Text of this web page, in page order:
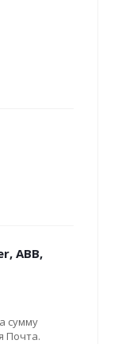
ABB,
сумму
Почта.